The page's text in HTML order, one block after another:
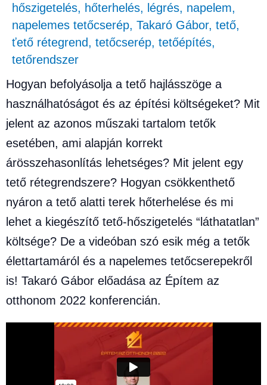
hőszigetelés, hőterhelés, légrés, napelem,
napelemes tetőcserép, Takaró Gábor, tető,
ťető rétegrend, tetőcserép, tetőépítés,
tetőrendszer
Hogyan befolyásolja a tető hajlásszöge a
használhatóságot és az építési költségeket? Mit
jelent az azonos műszaki tartalom tetők
esetében, ami alapján korrekt
árösszehasonlítás lehetséges? Mit jelent egy
tető rétegrendszere? Hogyan csökkenthető
nyáron a tető alatti terek hőterhelése és mi
lehet a kiegészítő tető-hőszigetelés “láthatatlan”
költsége? De a videóban szó esik még a tetők
élettartamáról és a napelemes tetőcserepekről
is! Takaró Gábor előadása az Építem az
otthonom 2022 konferencián.